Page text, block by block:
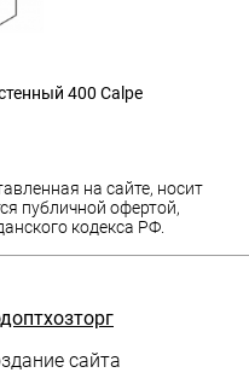
400 Calpe
на сайте, носит
публичной офертой,
кодекса РФ.
сайта